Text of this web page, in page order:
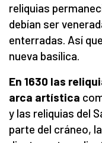
reliquias
debían ser
enterradas. Así
nueva basílica.
En 1630 las
arca artística
y las reliquias del
parte del cráneo,